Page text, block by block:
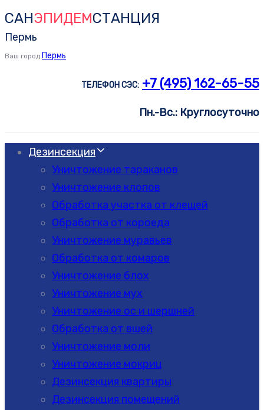
Skip
links
Skip
to
primary
САНЭПИДЕМСТАНЦИЯ
Пермь
Ваш город Пермь
ТЕЛЕФОН СЭС: +7 (495) 162-65-55
Пн.-Вс.: Круглосуточно
Дезинсекция
Уничтожение тараканов
Уничтожение клопов
Обработка участка от клещей
Обработка от короеда
Уничтожение муравьев
Обработка от комаров
Уничтожение блох
Уничтожение мух
Уничтожение ос и шершней
Обработка от вшей
Уничтожение моли
Уничтожение мокриц
Дезинсекция квартиры
Дезинсекция помещений